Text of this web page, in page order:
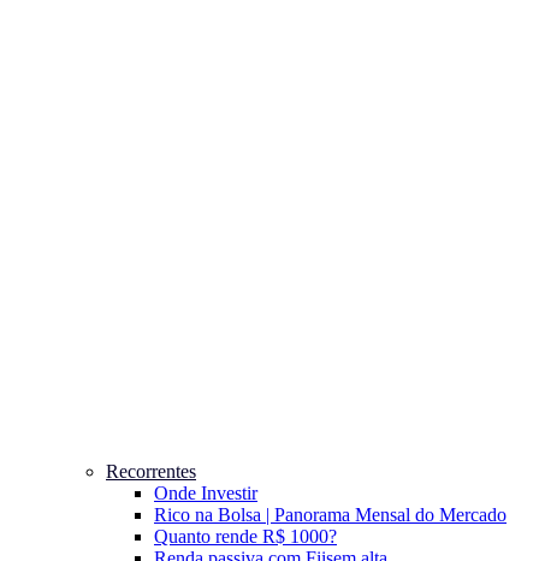
Recorrentes
Onde Investir
Rico na Bolsa | Panorama Mensal do Mercado
Quanto rende R$ 1000?